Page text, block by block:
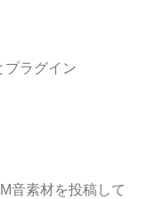
プラグイン
音素材を投稿して